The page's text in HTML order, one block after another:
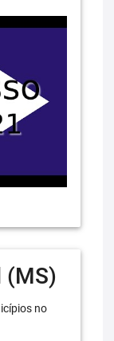
(MS)
no